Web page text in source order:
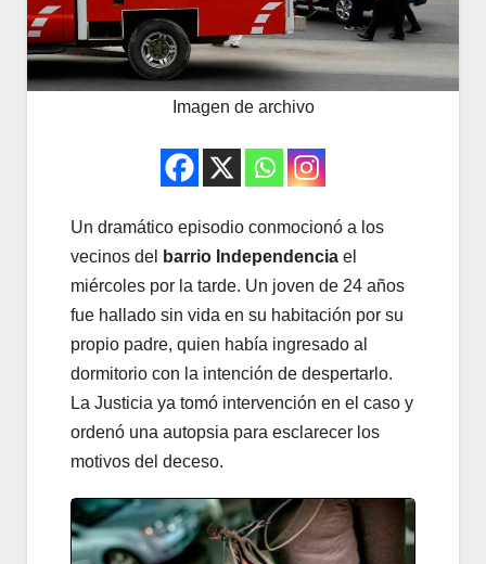
Imagen de archivo
Un dramático episodio conmocionó a los
vecinos del
barrio Independencia el
miércoles por la tarde. Un joven de 24 años
fue hallado sin vida en su habitación por su
propio padre, quien había ingresado al
dormitorio con la intención de despertarlo.
La Justicia ya tomó intervención en el caso y
ordenó una autopsia para esclarecer los
motivos del deceso.